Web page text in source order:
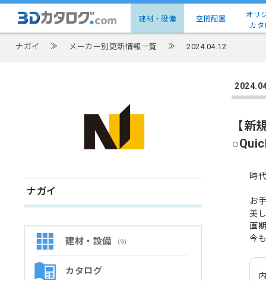
建材・設備 空間配置
オリ
カタ
ナガイ ≫ メーカー別更新情報一覧 ≫ 2024.04.12
ナガイ
建材・設備 （9）
カタログ
【新
時
お
美
画
今